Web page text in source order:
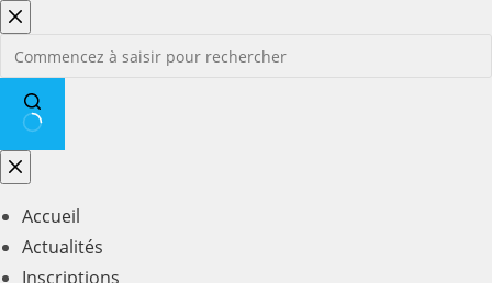
Passer
au
contenu
Aucun
résultat
Accueil
Actualités
Inscriptions